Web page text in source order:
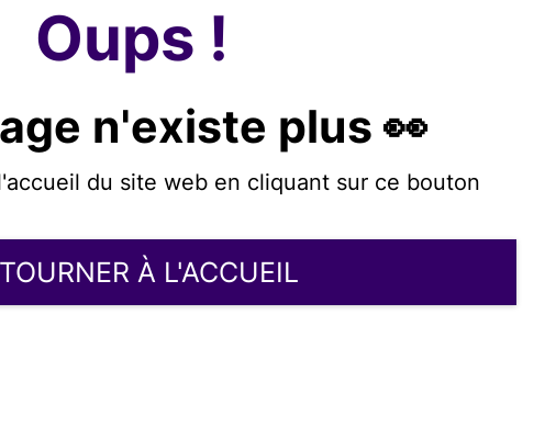
Oups !
n'existe plus 👀
du site web en cliquant sur ce bouton
À L'ACCUEIL